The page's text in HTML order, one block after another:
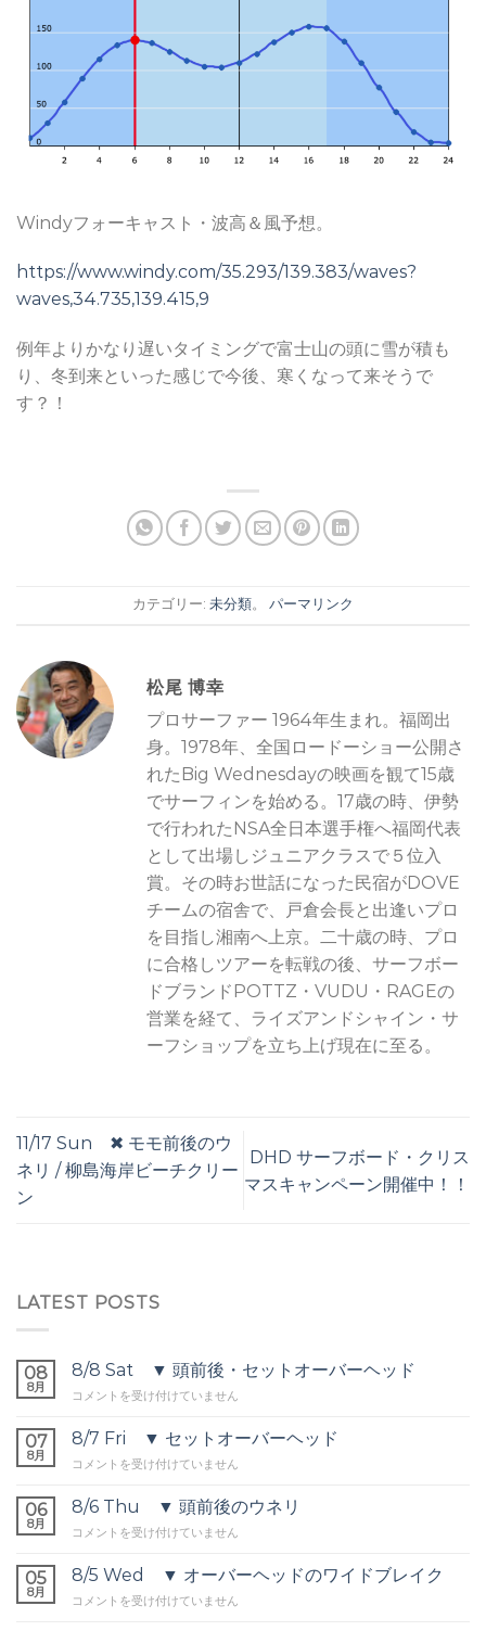
Windyフォーキャスト・波高＆風予想。
https://www.windy.com/35.293/139.383/waves?
waves,34.735,139.415,9
例年よりかなり遅いタイミングで富士山の頭に雪が積も
り、冬到来といった感じで今後、寒くなって来そうで
す？！
カテゴリー: 未分類。 パーマリンク
松尾 博幸
プロサーファー 1964年生まれ。福岡出
身。1978年、全国ロードーショー公開さ
れたBig Wednesdayの映画を観て15歳
でサーフィンを始める。17歳の時、伊勢
で行われたNSA全日本選手権へ福岡代表
として出場しジュニアクラスで５位入
賞。その時お世話になった民宿がDOVE
チームの宿舎で、戸倉会長と出逢いプロ
を目指し湘南へ上京。二十歳の時、プロ
に合格しツアーを転戦の後、サーフボー
ドブランドPOTTZ・VUDU・RAGEの
営業を経て、ライズアンドシャイン・サ
ーフショップを立ち上げ現在に至る。
11/17 Sun ✖︎ モモ前後のウ
ネリ / 柳島海岸ビーチクリー
ン
DHD サーフボード・クリス
マスキャンペーン開催中！！
LATEST POSTS
08
8月
8/8 Sat ▼ 頭前後・セットオーバーヘッド
8/8
▼
頭
前
セ
ト
ー
バ
コメントを受け付けていません
07
8月
8/7 Fri ▼ セットオーバーヘッド
8/7
▼
セ
ッ
オ
バ
コメントを受け付けていません
06
8月
8/6 Thu ▼ 頭前後のウネリ
8/6
▼
頭
前
コメントを受け付けていません
05
8月
8/5 Wed ▼ オーバーヘッドのワイドブレイク
8/5
コメントを受け付けていません